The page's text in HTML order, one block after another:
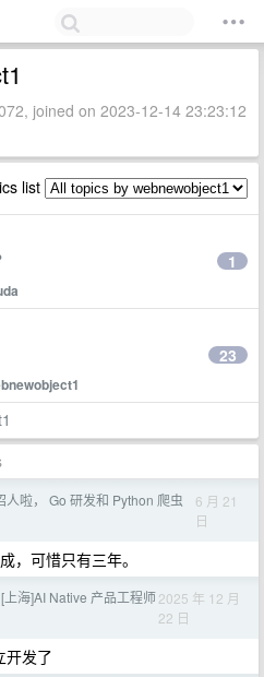
joined on 2023-12-14 23:23:12
list
1
23
人啦， Go 研发和 Python 爬虫
6 月 21
日
，可惜只有三年。
[上海]AI Native 产品工程师2025 年 12 月
22 日
开发了